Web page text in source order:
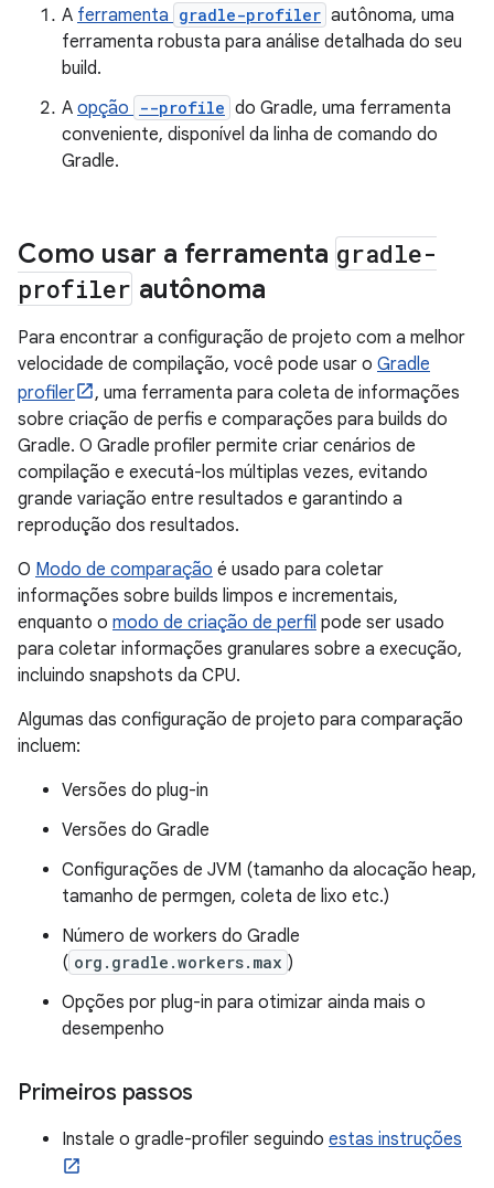
A ferramenta gradle-profiler autônoma, uma
ferramenta robusta para análise detalhada do seu
build.
A opção --profile do Gradle, uma ferramenta
conveniente, disponível da linha de comando do
Gradle.
Como usar a ferramenta gradle-
profiler autônoma
Para encontrar a configuração de projeto com a melhor
velocidade de compilação, você pode usar o Gradle
profiler
, uma ferramenta para coleta de informações
sobre criação de perfis e comparações para builds do
Gradle. O Gradle profiler permite criar cenários de
compilação e executá-los múltiplas vezes, evitando
grande variação entre resultados e garantindo a
reprodução dos resultados.
O Modo de comparação é usado para coletar
informações sobre builds limpos e incrementais,
enquanto o modo de criação de perfil pode ser usado
para coletar informações granulares sobre a execução,
incluindo snapshots da CPU.
Algumas das configuração de projeto para comparação
incluem:
Versões do plug-in
Versões do Gradle
Configurações de JVM (tamanho da alocação heap,
tamanho de permgen, coleta de lixo etc.)
Número de workers do Gradle
( org.gradle.workers.max )
Opções por plug-in para otimizar ainda mais o
desempenho
Primeiros passos
Instale o gradle-profiler seguindo estas instruções